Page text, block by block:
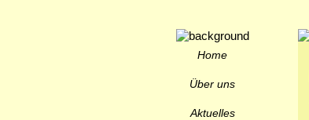
Home
Über uns
Aktuelles